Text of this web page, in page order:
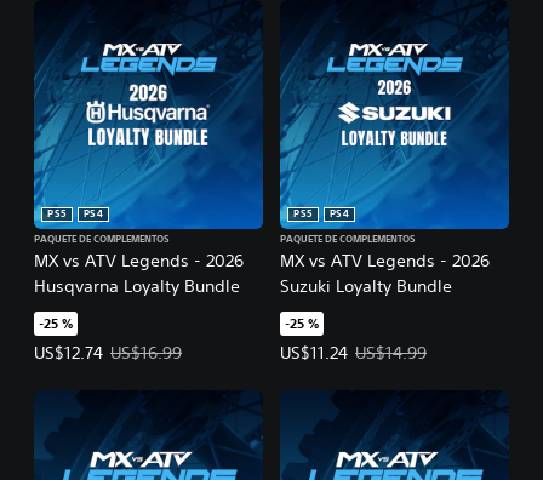
MX vs ATV Legends - 2026
Husqvarna Loyalty Bundle
PS5
PS4
PAQUETE DE COMPLEMENTOS
-25 %
US$12.74
Precio de la oferta: US$12.74. Precio original: US$16.99.
US$16.99
MX vs ATV Legends - 2026
Suzuki Loyalty Bundle
PS5
PS4
PAQUETE DE COMPLEMENTOS
-25 %
US$11.24
Precio de la oferta: US$11.24.
US$14.99